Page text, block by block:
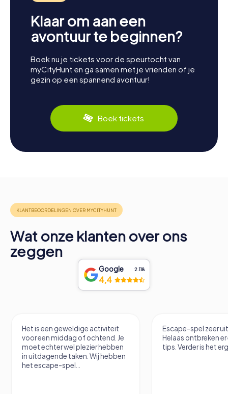
Klaar om aan een
avontuur te beginnen?
Boek nu je tickets voor de speurtocht van
myCityHunt en ga samen met je vrienden of je
gezin op een spannend avontuur!
Boek tickets
Wat onze klanten over ons
zeggen
Google 2.118
4,4
Het is een geweldige activiteit
voor een middag of ochtend. Je
moet echter wel plezier hebben
in uitdagende taken. Wij hebben
het escape-spel...
Escape-spel zeer
Helaas ontbreken er
tips. Verder is het